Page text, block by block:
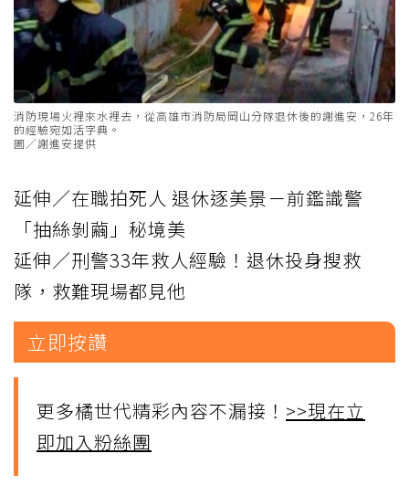
消防現場火裡來水裡去，從高雄市消防局岡山分隊退休後的謝進安，26年
的經驗宛如活字典。
圖／謝進安提供
延伸／在職拍死人 退休逐美景－前鑑識警
「抽絲剝繭」秘境美
延伸／刑警33年救人經驗！退休投身搜救
隊，救難現場都見他
立即按讚
更多橘世代精彩內容不漏接！ >>現在立
即加入粉絲團